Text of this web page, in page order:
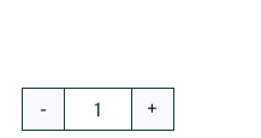
Aceite